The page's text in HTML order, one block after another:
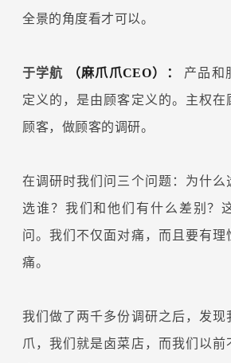
全景的角度看才可以。
于学航 （麻爪爪CEO）： 产品和
定义的，是由顾客定义的。主权在
顾客，做顾客的调研。
在调研时我们问三个问题：为什么
选谁？我们和他们有什么差别？
问。我们不仅面对痛，而且要有理
痛。
我们做了两千多份调研之后，发现
爪，我们就是卤菜店，而我们以前